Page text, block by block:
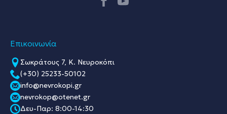
Επικοινωνία
Σωκράτους 7, Κ. Νευροκόπι
(+30) 25233-50102
info@nevrokopi.gr
nevrokop@otenet.gr
Δευ-Παρ: 8:00-14:30